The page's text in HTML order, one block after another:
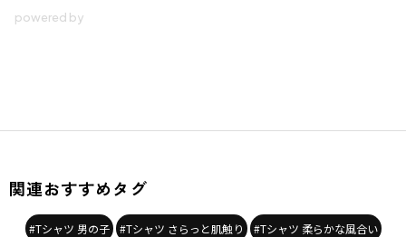
関連おすすめタグ
#Tシャツ 男の子 #Tシャツ さらっと肌触り #Tシャツ 柔らかな風合い